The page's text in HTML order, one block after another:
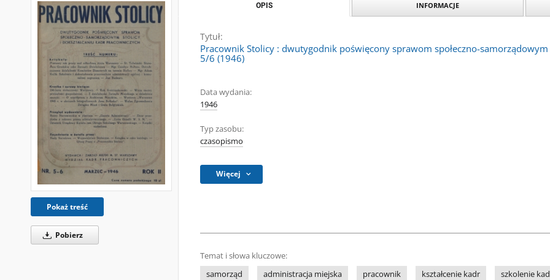
Pokaż treść
Pobierz
OPIS INFORMACJE
Tytuł:
Pracownik Stolicy : dwutygodnik poświęcony sprawom społeczno-
5/6 (1946)
Data wydania:
1946
Typ zasobu:
czasopismo
Więcej
Temat i słowa kluczowe:
samorząd
administracja miejska pracownik kształcenie kadr szkolenie